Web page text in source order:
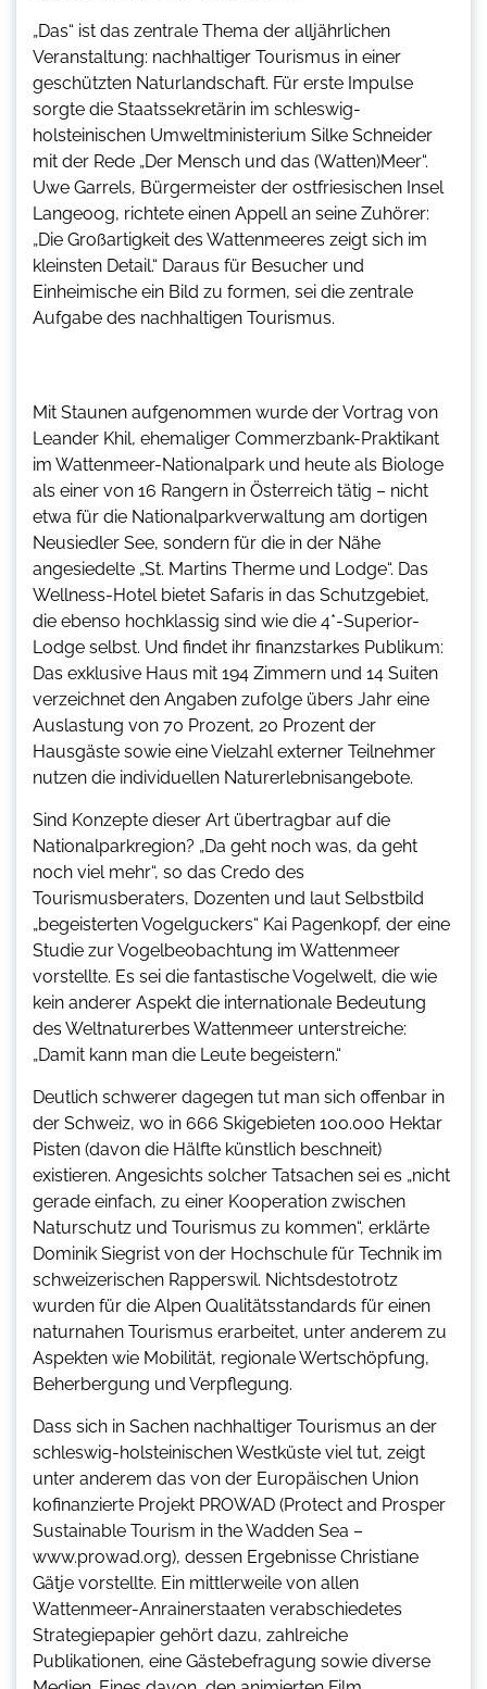
„Das“ ist das zentrale Thema der alljährlichen
Veranstaltung: nachhaltiger Tourismus in einer
geschützten Naturlandschaft. Für erste Impulse
sorgte die Staatssekretärin im schleswig-
holsteinischen Umweltministerium Silke Schneider
mit der Rede „Der Mensch und das (Watten)Meer“.
Uwe Garrels, Bürgermeister der ostfriesischen Insel
Langeoog, richtete einen Appell an seine Zuhörer:
„Die Großartigkeit des Wattenmeeres zeigt sich im
kleinsten Detail.“ Daraus für Besucher und
Einheimische ein Bild zu formen, sei die zentrale
Aufgabe des nachhaltigen Tourismus.
Mit Staunen aufgenommen wurde der Vortrag von
Leander Khil, ehemaliger Commerzbank-Praktikant
im Wattenmeer-Nationalpark und heute als Biologe
als einer von 16 Rangern in Österreich tätig – nicht
etwa für die Nationalparkverwaltung am dortigen
Neusiedler See, sondern für die in der Nähe
angesiedelte „St. Martins Therme und Lodge“. Das
Wellness-Hotel bietet Safaris in das Schutzgebiet,
die ebenso hochklassig sind wie die 4*-Superior-
Lodge selbst. Und findet ihr finanzstarkes Publikum:
Das exklusive Haus mit 194 Zimmern und 14 Suiten
verzeichnet den Angaben zufolge übers Jahr eine
Auslastung von 70 Prozent, 20 Prozent der
Hausgäste sowie eine Vielzahl externer Teilnehmer
nutzen die individuellen Naturerlebnisangebote.
Sind Konzepte dieser Art übertragbar auf die
Nationalparkregion? „Da geht noch was, da geht
noch viel mehr“, so das Credo des
Tourismusberaters, Dozenten und laut Selbstbild
„begeisterten Vogelguckers“ Kai Pagenkopf, der eine
Studie zur Vogelbeobachtung im Wattenmeer
vorstellte. Es sei die fantastische Vogelwelt, die wie
kein anderer Aspekt die internationale Bedeutung
des Weltnaturerbes Wattenmeer unterstreiche:
„Damit kann man die Leute begeistern.“
Deutlich schwerer dagegen tut man sich offenbar in
der Schweiz, wo in 666 Skigebieten 100.000 Hektar
Pisten (davon die Hälfte künstlich beschneit)
existieren. Angesichts solcher Tatsachen sei es „nicht
gerade einfach, zu einer Kooperation zwischen
Naturschutz und Tourismus zu kommen“, erklärte
Dominik Siegrist von der Hochschule für Technik im
schweizerischen Rapperswil. Nichtsdestotrotz
wurden für die Alpen Qualitätsstandards für einen
naturnahen Tourismus erarbeitet, unter anderem zu
Aspekten wie Mobilität, regionale Wertschöpfung,
Beherbergung und Verpflegung.
Dass sich in Sachen nachhaltiger Tourismus an der
schleswig-holsteinischen Westküste viel tut, zeigt
unter anderem das von der Europäischen Union
kofinanzierte Projekt PROWAD (Protect and Prosper
Sustainable Tourism in the Wadden Sea –
www.prowad.org), dessen Ergebnisse Christiane
Gätje vorstellte. Ein mittlerweile von allen
Wattenmeer-Anrainerstaaten verabschiedetes
Strategiepapier gehört dazu, zahlreiche
Publikationen, eine Gästebefragung sowie diverse